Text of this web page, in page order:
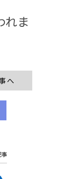
れま
へ
事